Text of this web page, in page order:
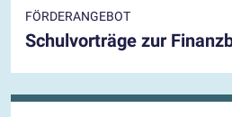
FÖRDERANGEBOT
Schulvorträge zur